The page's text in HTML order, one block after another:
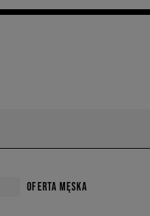
OFERTA MĘSKA